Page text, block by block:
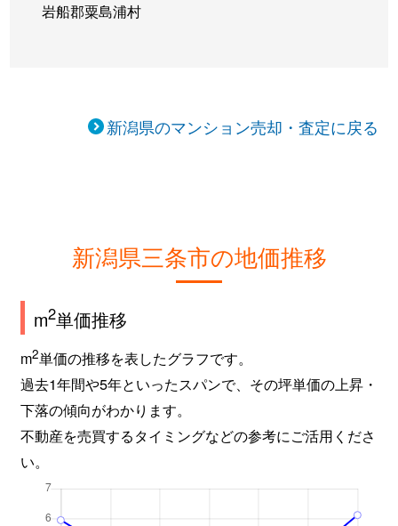
岩船郡粟島浦村
新潟県のマンション売却・査定に戻る
新潟県三条市の地価推移
m2単価推移
m2単価の推移を表したグラフです。
過去1年間や5年といったスパンで、その坪単価の上昇・
下落の傾向がわかります。
不動産を売買するタイミングなどの参考にご活用くださ
い。